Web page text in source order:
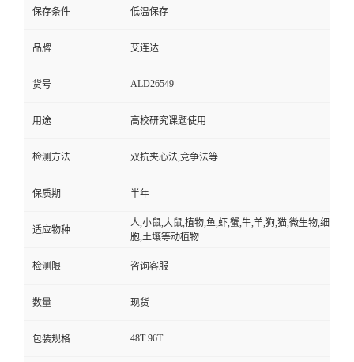
保存条件 低温保存
品牌 艾连达
货号 ALD26549
用途 高校研究课题使用
检测方法 双抗夹心法,竞争法等
保质期 半年
适应物种
人,小鼠,大鼠,植物,鱼,虾,蟹,牛,羊,狗,猫,微生物,细
胞,土壤等动植物
检测限 咨询客服
数量 现货
包装规格 48T 96T